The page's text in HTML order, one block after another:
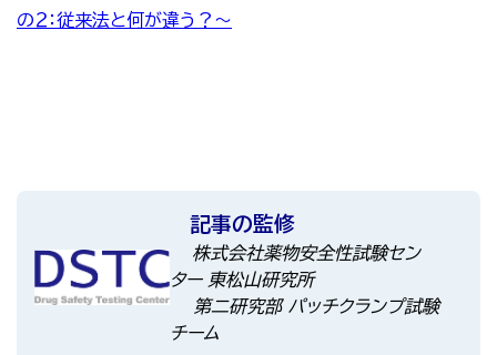
の２：従来法と何が違う？～
記事の監修
株式会社薬物安全性試験セン
ター 東松山研究所
第二研究部 パッチクランプ試験
チーム